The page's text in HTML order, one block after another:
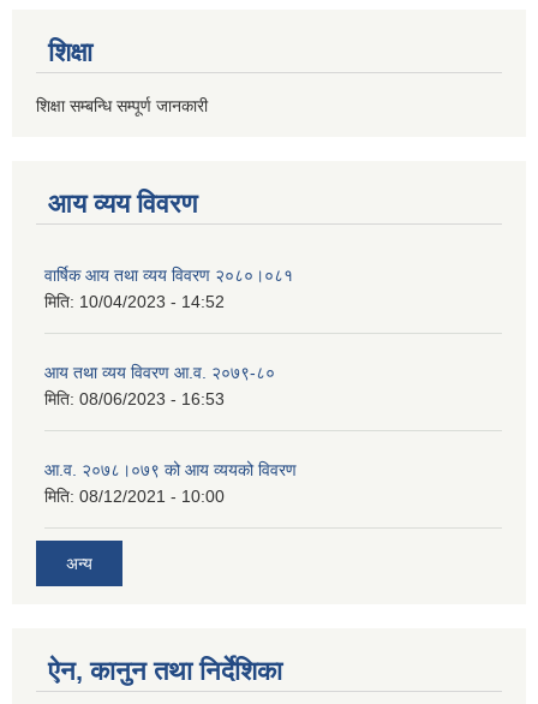
शिक्षा
शिक्षा सम्बन्धि सम्पूर्ण जानकारी
आय व्यय विवरण
वार्षिक आय तथा व्यय विवरण २०८०।०८१
मिति: 10/04/2023 - 14:52
आय तथा व्यय विवरण आ.व. २०७९-८०
मिति: 08/06/2023 - 16:53
आ.व. २०७८।०७९ को आय व्ययको विवरण
मिति: 08/12/2021 - 10:00
अन्य
ऐन, कानुन तथा निर्देशिका